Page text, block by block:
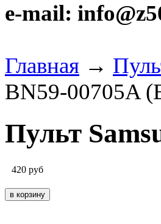
e-mail:
Главная →
BN59-00705A
Пульт
420 руб